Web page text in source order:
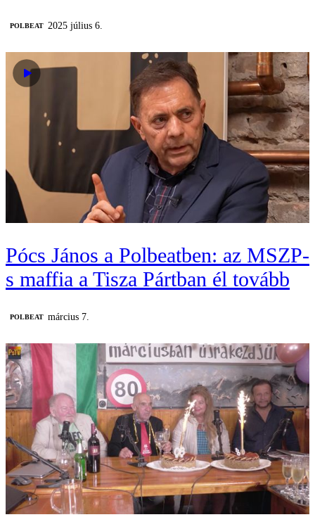
‎POLBEAT 2025 július 6.
Pócs János a Polbeatben: az MSZP-
s maffia a Tisza Pártban él tovább
‎POLBEAT március 7.